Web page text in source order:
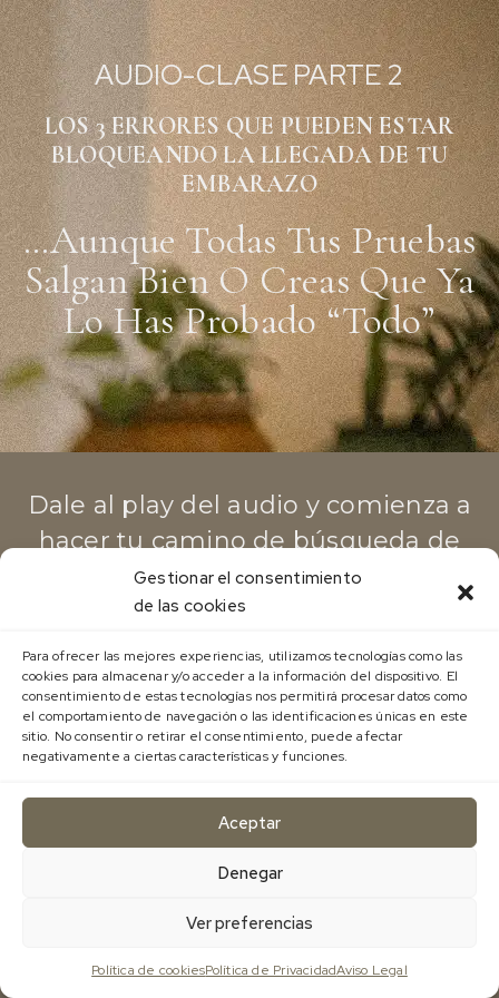
Gestionar el consentimiento
de las cookies
Para ofrecer las mejores experiencias, utilizamos tecnologías como las
cookies para almacenar y/o acceder a la información del dispositivo. El
consentimiento de estas tecnologías nos permitirá procesar datos como
el comportamiento de navegación o las identificaciones únicas en este
sitio. No consentir o retirar el consentimiento, puede afectar
negativamente a ciertas características y funciones.
Aceptar
Denegar
Ver preferencias
Política de cookiesPolítica de PrivacidadAviso Legal
AUDIO-CLASE PARTE 2
LOS 3 ERRORES QUE PUEDEN ESTAR
BLOQUEANDO LA LLEGADA DE TU
EMBARAZO
…aunque Todas Tus Pruebas
Salgan Bien O Creas Que Ya
Lo Has Probado “todo”
Dale al play del audio y comienza a
hacer tu camino de búsqueda de
embarazo con más confianza, placer
y consciencia.